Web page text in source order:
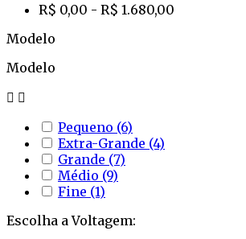
R$ 0,00 - R$ 1.680,00
Modelo
Modelo
 
Pequeno (6)
Extra-Grande (4)
Grande (7)
Médio (9)
Fine (1)
Escolha a Voltagem: